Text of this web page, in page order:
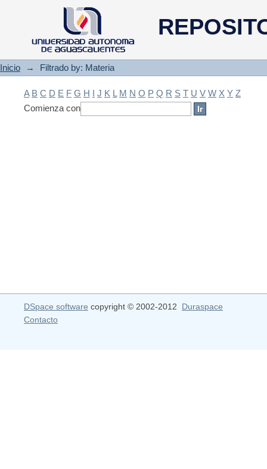
Filtrado by: Materia
Inicio → Filtrado by: Materia
A B C D E F G H I J K L M N O P Q R S T U V W X Y Z
Comienza con
DSpace software copyright © 2002-2012 Duraspace
Contacto